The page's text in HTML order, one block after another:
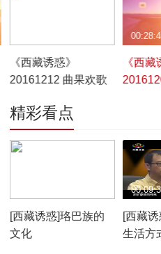
《西藏诱惑》
20161212 曲果欢歌
《西藏
精彩看点
[西藏诱惑]珞巴族的
文化
[西藏
生活方